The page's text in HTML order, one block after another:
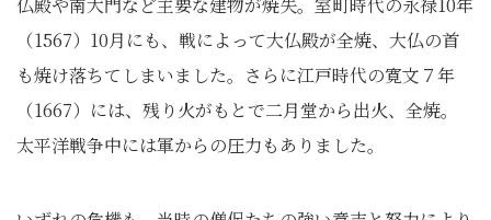
（1567）10月にも、戦によって大仏殿が全焼、大仏の首
も焼け落ちてしまいました。さらに江戸時代の寛文７年
（1667）には、残り火がもとで二月堂から出火、全焼。
太平洋戦争中には軍からの圧力もありました。